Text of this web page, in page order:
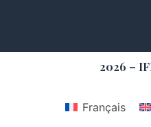
2026 –
Français